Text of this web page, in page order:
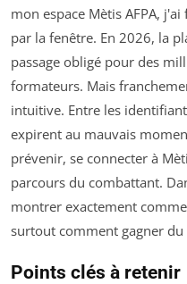
mon espace Mètis AFPA,
par la fenêtre. En 2026, la
passage obligé pour des
formateurs. Mais
intuitive. Entre les
expirent au mauvais
prévenir, se connecter à
parcours du combattant.
montrer exactement
surtout comment gagner du
Points clés à retenir